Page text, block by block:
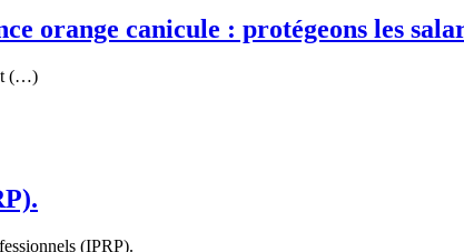
orange canicule : protégeons les
(…)
(IPRP).